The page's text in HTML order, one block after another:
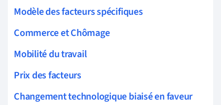
Modèle des facteurs spécifiques
Commerce et Chômage
Mobilité du travail
Prix des facteurs
Changement technologique biaisé en faveur